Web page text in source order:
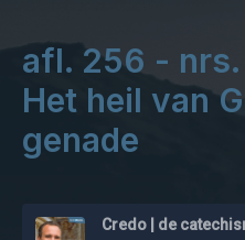
afl. 256 -
Het heil van
genade
Credo | de